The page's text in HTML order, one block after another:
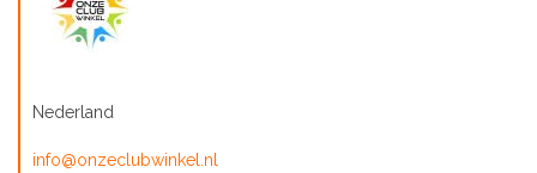
Nederland
info@onzeclubwinkel.nl